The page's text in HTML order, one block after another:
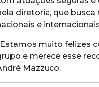
diretoria, que
e
muito felizes
e merece esse
Mazzuco.